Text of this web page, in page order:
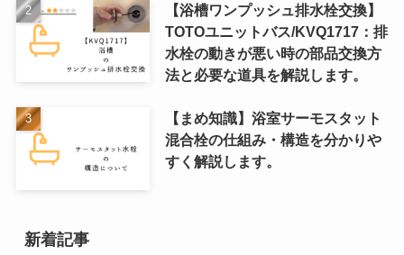
【浴槽ワンプッシュ排水栓交換】
TOTOユニットバス/KVQ1717：排
水栓の動きが悪い時の部品交換方
法と必要な道具を解説します。
【まめ知識】浴室サーモスタット
混合栓の仕組み・構造を分かりや
すく解説します。
新着記事